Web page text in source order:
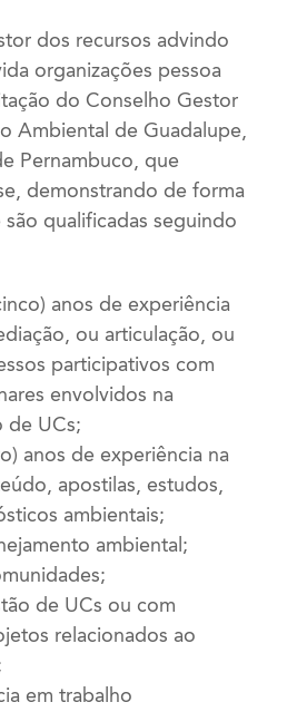
dos recursos advindo
organizações pessoa
do Conselho Gestor
Ambiental de Guadalupe,
Pernambuco, que
demonstrando de forma
qualificadas seguindo
anos de experiência
ou articulação, ou
participativos com
envolvidos na
de UCs;
anos de experiência na
apostilas, estudos,
ambientais;
ambiental;
de UCs ou com
relacionados ao
em trabalho